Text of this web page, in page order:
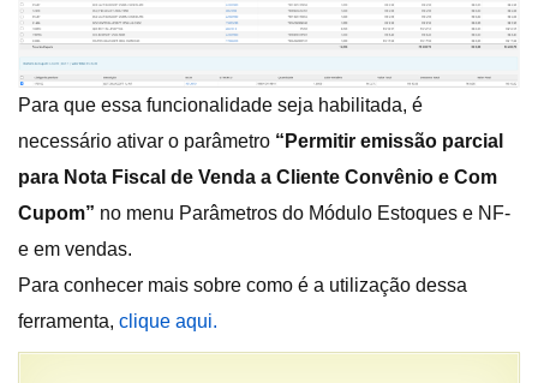
Para que essa funcionalidade seja habilitada, é
necessário ativar o parâmetro “Permitir emissão parcial
para Nota Fiscal de Venda a Cliente Convênio e Com
Cupom” no menu Parâmetros do Módulo Estoques e NF-
e em vendas.
Para conhecer mais sobre como é a utilização dessa
ferramenta, clique aqui.